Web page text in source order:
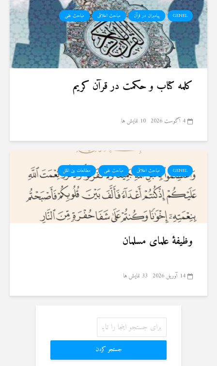
GENEL پیامبران در قرآن مباحث اخلاقی مباحث علمی
کلمه کتاب و حکمت در قرآن کریم
4 آگوست 2026 10 نمایش ها
GENEL مباحث اخلاقی مباحث علمی مطالعات بین الملل
وظیفهٔ علمای مسلمان
14 آوریل 2026 33 نمایش ها
جستجو کردن